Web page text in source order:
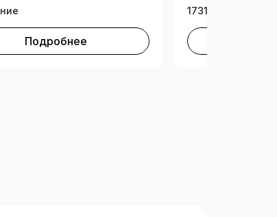
Подробнее
1731 издание